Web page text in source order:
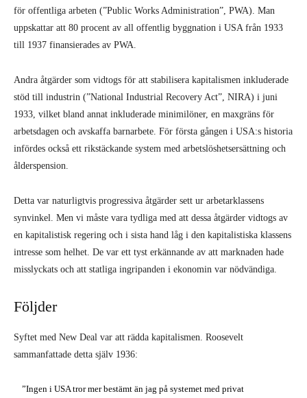
för offentliga arbeten (”Public Works Administration”, PWA). Man
uppskattar att 80 procent av all offentlig byggnation i USA från 1933
till 1937 finansierades av PWA.
Andra åtgärder som vidtogs för att stabilisera kapitalismen inkluderade
stöd till industrin (”National Industrial Recovery Act”, NIRA) i juni
1933, vilket bland annat inkluderade minimilöner, en maxgräns för
arbetsdagen och avskaffa barnarbete. För första gången i USA:s historia
infördes också ett rikstäckande system med arbetslöshetsersättning och
ålderspension.
Detta var naturligtvis progressiva åtgärder sett ur arbetarklassens
synvinkel. Men vi måste vara tydliga med att dessa åtgärder vidtogs av
en kapitalistisk regering och i sista hand låg i den kapitalistiska klassens
intresse som helhet. De var ett tyst erkännande av att marknaden hade
misslyckats och att statliga ingripanden i ekonomin var nödvändiga.
Följder
Syftet med New Deal var att rädda kapitalismen. Roosevelt
sammanfattade detta själv 1936:
”Ingen i USA tror mer bestämt än jag på systemet med privat